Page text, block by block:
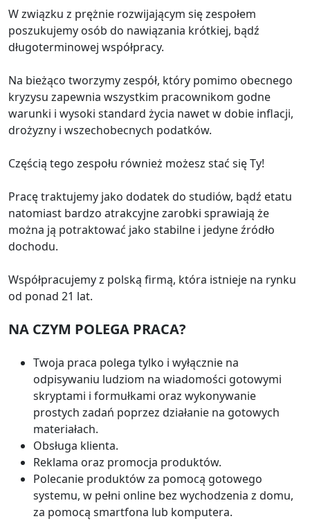
W związku z prężnie rozwijającym się zespołem
poszukujemy osób do nawiązania krótkiej, bądź
długoterminowej współpracy.
Na bieżąco tworzymy zespół, który pomimo obecnego
kryzysu zapewnia wszystkim pracownikom godne
warunki i wysoki standard życia nawet w dobie inflacji,
drożyzny i wszechobecnych podatków.
Częścią tego zespołu również możesz stać się Ty!
Pracę traktujemy jako dodatek do studiów, bądź etatu
natomiast bardzo atrakcyjne zarobki sprawiają że
można ją potraktować jako stabilne i jedyne źródło
dochodu.
Współpracujemy z polską firmą, która istnieje na rynku
od ponad 21 lat.
NA CZYM POLEGA PRACA?
Twoja praca polega tylko i wyłącznie na
odpisywaniu ludziom na wiadomości gotowymi
skryptami i formułkami oraz wykonywanie
prostych zadań poprzez działanie na gotowych
materiałach.
Obsługa klienta.
Reklama oraz promocja produktów.
Polecanie produktów za pomocą gotowego
systemu, w pełni online bez wychodzenia z domu,
za pomocą smartfona lub komputera.